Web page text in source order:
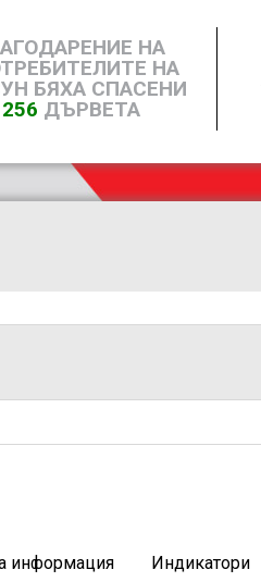
НА
НА
БЯХА СПАСЕНИ
ДЪРВЕТА
информация Индикатори